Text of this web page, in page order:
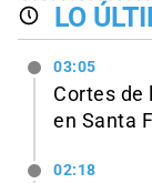
LO
03:05
Cortes de
en Santa
02:18